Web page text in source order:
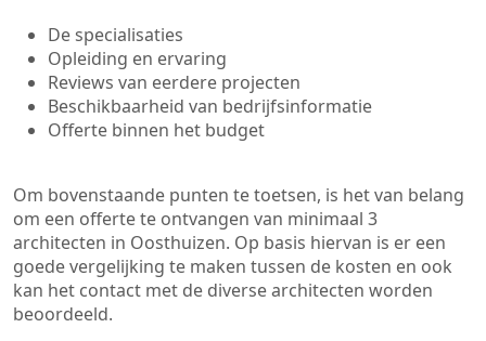
De specialisaties
Opleiding en ervaring
Reviews van eerdere projecten
Beschikbaarheid van bedrijfsinformatie
Offerte binnen het budget
Om bovenstaande punten te toetsen, is het van belang
om een offerte te ontvangen van minimaal 3
architecten in Oosthuizen. Op basis hiervan is er een
goede vergelijking te maken tussen de kosten en ook
kan het contact met de diverse architecten worden
beoordeeld.